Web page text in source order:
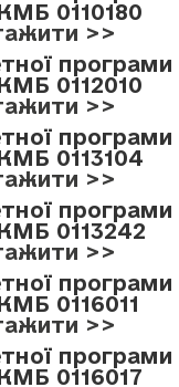
0110180
>>
програми
0112010
>>
програми
0113104
>>
програми
0113242
>>
програми
0116011
>>
програми
0116017